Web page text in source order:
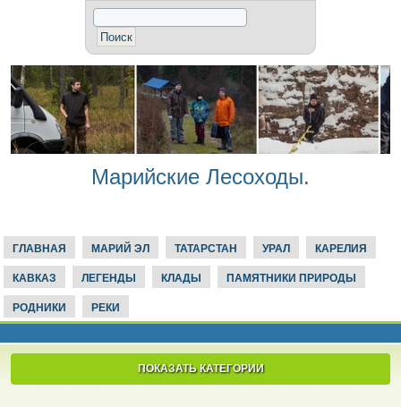
Марийские Лесоходы.
ГЛАВНАЯ МАРИЙ ЭЛ ТАТАРСТАН УРАЛ КАРЕЛИЯ
КАВКАЗ ЛЕГЕНДЫ КЛАДЫ ПАМЯТНИКИ ПРИРОДЫ
РОДНИКИ РЕКИ
ПОКАЗАТЬ КАТЕГОРИИ